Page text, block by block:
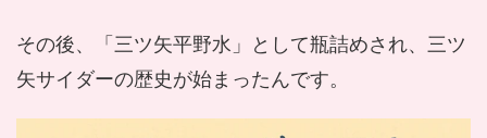
その後、「三ツ矢平野水」として瓶詰めされ、三ツ
矢サイダーの歴史が始まったんです。